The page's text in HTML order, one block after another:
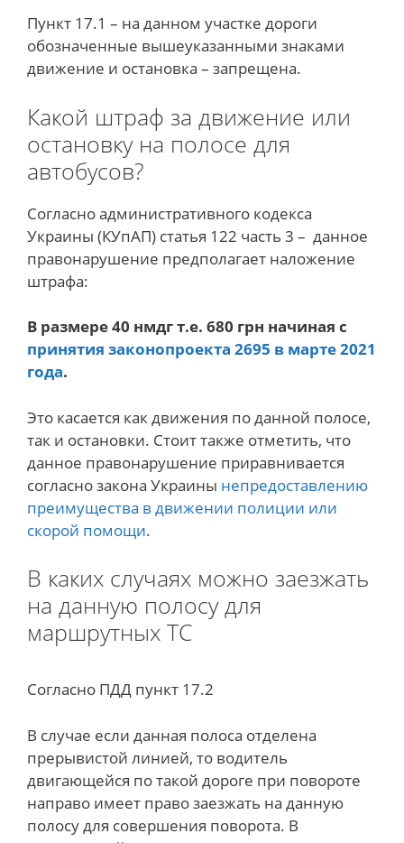
Пункт 17.1 – на данном участке дороги
обозначенные вышеуказанными знаками
движение и остановка – запрещена.
Какой штраф за движение или
остановку на полосе для
автобусов?
Согласно административного кодекса
Украины (КУпАП) статья 122 часть 3 – данное
правонарушение предполагает наложение
штрафа:
В размере 40 нмдг т.е. 680 грн начиная с
принятия законопроекта 2695 в марте 2021
года.
Это касается как движения по данной полосе,
так и остановки. Стоит также отметить, что
данное правонарушение приравнивается
согласно закона Украины непредоставлению
преимущества в движении полиции или
скорой помощи.
В каких случаях можно заезжать
на данную полосу для
маршрутных ТС
Согласно ПДД пункт 17.2
В случае если данная полоса отделена
прерывистой линией, то водитель
двигающейся по такой дороге при повороте
направо имеет право заезжать на данную
полосу для совершения поворота. В